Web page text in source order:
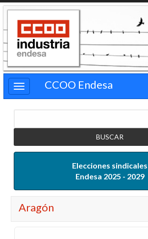
Pasar
contenido
principal
CCOO Endesa
Elecciones sindicales
Endesa 2025 - 2029
Aragón